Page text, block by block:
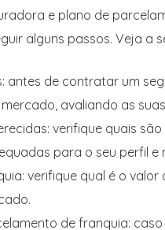
e plano de
alguns passos. Veja a
antes de contratar um
avaliando as
verifique quais
para o seu perfil e
verifique qual é o
de franquia: